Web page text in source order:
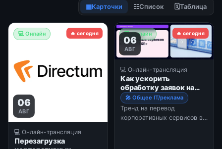
▦Карточки ☷Список 🗓Таблица
💻 Онлайн 🔥 сегодня
06
АВГ
💻 Онлайн-трансляция
Перезагрузка
💻 Онлайн 🔥 сегодня
06
АВГ
💻 Онлайн-трансляция
Как ускорить
обработку заявок на
ИТ-сервисы в 48 раз
🎤 Общее IT/реклама
Тренд на перевод
корпоративных сервисов в